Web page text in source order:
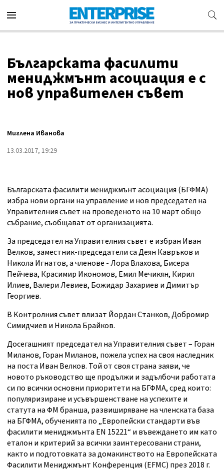
Българската фасилити
мениджмънт асоциация е с
нов управителен съвет
Миглена Иванова
13.03.2017, 19:29
Българската фасилити мениджмънт асоциация (БГФМА)
избра нови органи на управление и нов председател на
Управителния съвет на проведеното на 10 март общо
събрание, съобщават от организацията.
За председател на Управителния съвет е избран Иван
Велков, заместник-председатели са Деян Кавръков и
Никола Игнатов, а членове - Лора Влахова, Бисера
Пейчева, Красимир Икономов, Емил Мечикян, Кирил
Илиев, Валери Левиев, Божидар Захариев и Димитър
Георгиев.
В Контролния съвет влизат Йордан Станков, Добромир
Симидчиев и Никола Брайков.
Досегашният председател на Управителния съвет – Горан
Миланов, Горан Миланов, пожела успех на своя наследник
на поста Иван Велков. Той от своя страна заяви, че
новото ръководство ще продължи и задълбочи работата
си по всички основни приоритети на БГФМА, сред които:
популяризиране и усъвършенстване на успехите и
статута на ФМ бранша, развиширяване на членската база
на БГФМА, обученията по „Европейски стандарти във
фасилити мениджмънта EN 15221“ и въвеждането им като
еталон и критерий за всички заинтересовани страни,
както и подготовката за домакинството на Европейската
Фасилити Мениджмънт Конференция (EFMC) през 2018 г.